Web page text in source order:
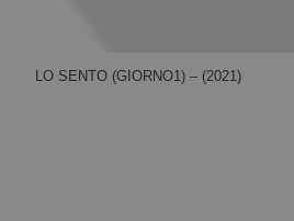
LO SENTO (GIORNO1) – (2021)